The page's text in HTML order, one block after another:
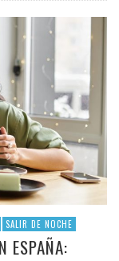
SALIR DE NOCHE
ESPAÑA: